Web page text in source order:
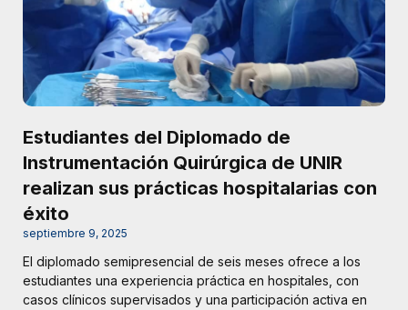
Estudiantes del Diplomado de
Instrumentación Quirúrgica de UNIR
realizan sus prácticas hospitalarias con
éxito
septiembre 9, 2025
El diplomado semipresencial de seis meses ofrece a los
estudiantes una experiencia práctica en hospitales, con
casos clínicos supervisados y una participación activa en